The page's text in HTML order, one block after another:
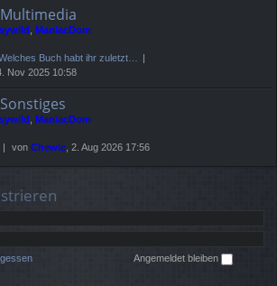
ManiacDom
Buch habt ihr zuletzt…
Nov 2025 10:58
ManiacDom
von Chewie , 2. Aug 2026 17:56
Angemeldet bleiben